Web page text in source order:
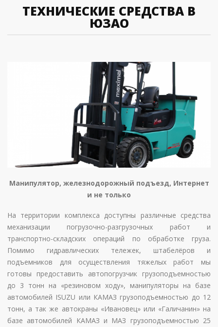
ТЕХНИЧЕСКИЕ СРЕДСТВА В
ЮЗАО
Манипулятор, железнодорожный подъезд, Интернет
и не только
На территории комплекса доступны различные средства
механизации погрузочно-разгрузочных работ и
транспортно-складских операций по обработке груза.
Помимо гидравлических тележек, штабелёров и
подъемников для осуществления тяжелых работ мы
готовы предоставить автопогрузчик грузоподъемностью
до 3 тонн на «резиновом ходу», манипуляторы на базе
автомобилей ISUZU или КАМАЗ грузоподъемностью до 12
тонн, а так же автокраны «Ивановец» или «Галичанин» на
базе автомобилей КАМАЗ и МАЗ грузоподъемностью 25